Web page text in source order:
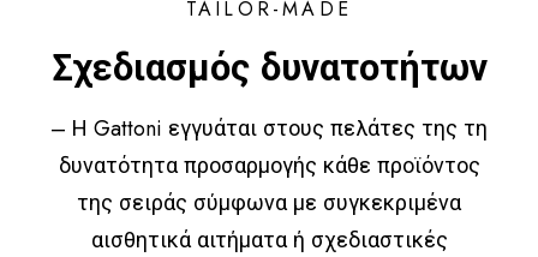
TAILOR-MADE
Σχεδιασμός δυνατοτήτων
– Η Gattoni εγγυάται στους πελάτες της τη
δυνατότητα προσαρμογής κάθε προϊόντος
της σειράς σύμφωνα με συγκεκριμένα
αισθητικά αιτήματα ή σχεδιαστικές